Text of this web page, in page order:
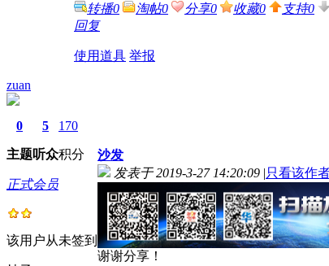
转播0 淘帖0 分享0 收藏0 支持0
回复
使用道具 举报
zuan
0
主题
5
听众
170
积分
正式会员
该用户从未签到
沙发
发表于 2019-3-27 14:20:09 |只看该作
谢谢分享！